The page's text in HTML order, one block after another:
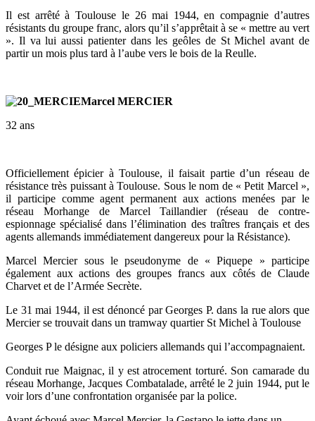
Il est arrêté à Toulouse le 26 mai 1944, en compagnie d’autres
résistants du groupe franc, alors qu’il s’apprêtait à se « mettre au vert
». Il va lui aussi patienter dans les geôles de St Michel avant de
partir un mois plus tard à l’aube vers le bois de la Reulle.
Marcel MERCIER
32 ans
Officiellement épicier à Toulouse, il faisait partie d’un réseau de
résistance très puissant à Toulouse. Sous le nom de « Petit Marcel »,
il participe comme agent permanent aux actions menées par le
réseau Morhange de Marcel Taillandier (réseau de contre-
espionnage spécialisé dans l’élimination des traîtres français et des
agents allemands immédiatement dangereux pour la Résistance).
Marcel Mercier sous le pseudonyme de « Piquepe » participe
également aux actions des groupes francs aux côtés de Claude
Charvet et de l’Armée Secrète.
Le 31 mai 1944, il est dénoncé par Georges P. dans la rue alors que
Mercier se trouvait dans un tramway quartier St Michel à Toulouse
Georges P le désigne aux policiers allemands qui l’accompagnaient.
Conduit rue Maignac, il y est atrocement torturé. Son camarade du
réseau Morhange, Jacques Combatalade, arrêté le 2 juin 1944, put le
voir lors d’une confrontation organisée par la police.